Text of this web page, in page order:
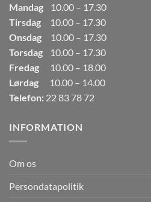
Mandag
10.00 – 17.30
Tirsdag
10.00 – 17.30
Onsdag
10.00 – 17.30
Torsdag
10.00 – 17.30
Fredag
10.00 – 18.00
Lørdag
10.00 – 14.00
Telefon: 22 83 78 72
INFORMATION
Om os
Persondatapolitik